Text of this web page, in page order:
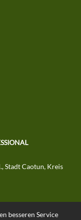
besseren Service
Stadt Caotun, Kreis